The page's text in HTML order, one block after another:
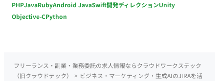
PHPJavaRubyAndroid JavaSwift開発ディレクションUnity
Objective-CPython
フリーランス・副業・業務委託の求人情報ならクラウドワークステック
（旧クラウドテック）
> ビジネス・マーケティング・生成AIのJIRAを活